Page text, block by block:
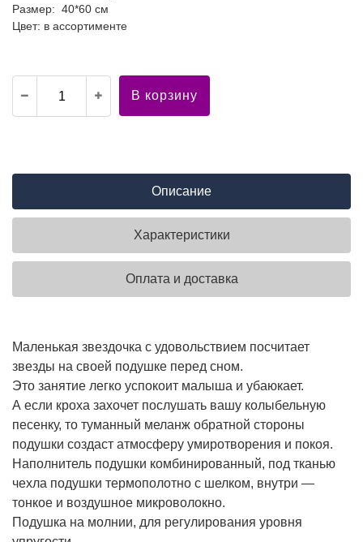
Размер: 40*60 см
Цвет: в ассортименте
В корзину
Описание
Характеристики
Оплата и доставка
Маленькая звездочка с удовольствием посчитает
звезды на своей подушке перед сном.
Это занятие легко успокоит малыша и убаюкает.
А если кроха захочет послушать вашу колыбельную
песенку, то туманный меланж обратной стороны
подушки создаст атмосферу умиротворения и покоя.
Наполнитель подушки комбинированный, под тканью
чехла подушки термополотно с шелком, внутри —
тонкое и воздушное микроволокно.
Подушка на молнии, для регулирования уровня